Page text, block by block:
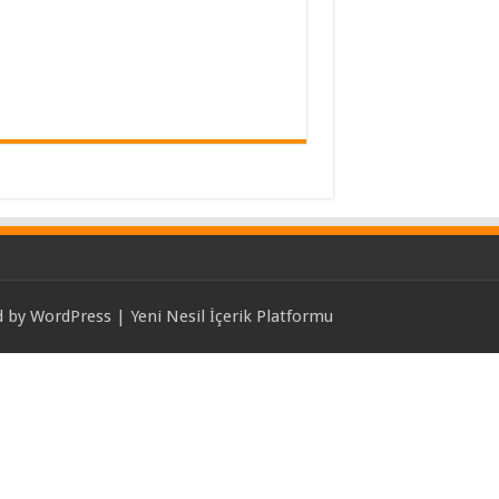
by WordPress| Yeni Nesil İçerik Platformu